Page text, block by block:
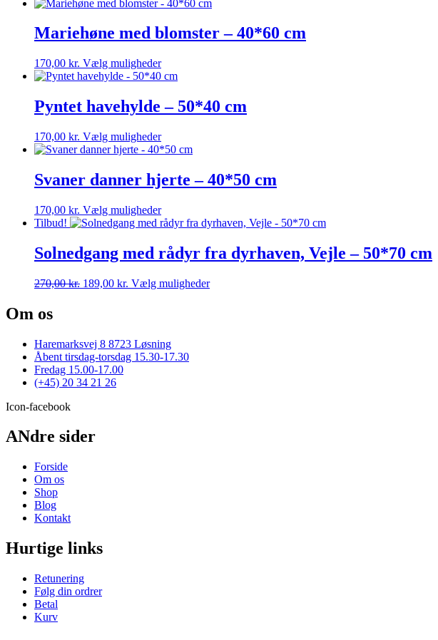
Mariehøne med blomster – 40*60 cm
170,00 kr. Vælg mulighederDette
vare
flere
varianter.
kan
vælges
varesiden
Pyntet havehylde – 50*40 cm
170,00 kr. Vælg mulighederDette
vare
flere
varianter.
kan
vælges
varesiden
Svaner danner hjerte – 40*50 cm
170,00 kr. Vælg mulighederDette
vare
flere
varianter.
kan
Tilbud!
Solnedgang med rådyr fra dyrhaven, Vejle – 50*70 cm
270,00kr. Den
189,00 kr. Den
Vælg mulighederDette
Om os
Haremarksvej 8 8723 Løsning
Åbent tirsdag-torsdag 15.30-17.30
Fredag 15.00-17.00
(+45) 20 34 21 26
Icon-facebook
ANdre sider
Forside
Om os
Shop
Blog
Kontakt
Hurtige links
Retunering
Følg din ordrer
Betal
Kurv